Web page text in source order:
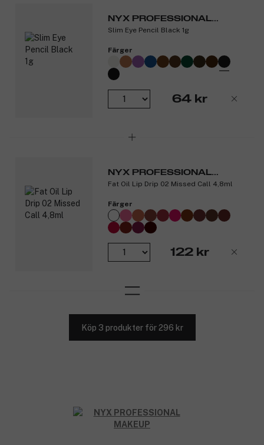
NYX PROFESSIONAL
MAKEUP
Slim Eye Pencil Black 1g
Färger
64 kr
NYX PROFESSIONAL
MAKEUP
Fat Oil Lip Drip 02 Missed Call 4,8ml
Färger
122 kr
Köp 3 produkter för 296 kr